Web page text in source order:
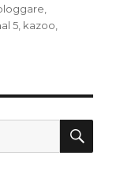
5 kazoo